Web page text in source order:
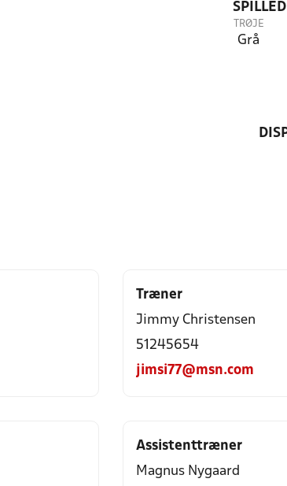
TRØJE
Grå
Træner
Jimmy Christensen
51245654
jimsi77@msn.com
Assistenttræner
Magnus Nygaard